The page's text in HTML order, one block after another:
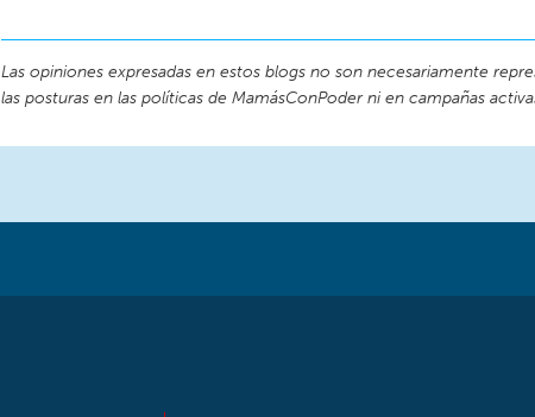
Las opiniones expresadas en estos blogs no son necesariamente
las posturas en las políticas de MamásConPoder ni en campañas